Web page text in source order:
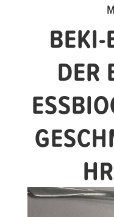
DER